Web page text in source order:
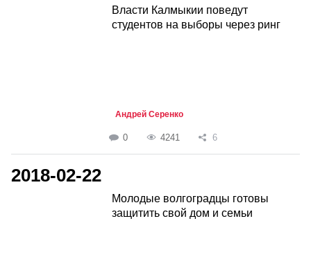
Власти Калмыкии поведут
студентов на выборы через ринг
Андрей Серенко
0 4241 6
2018-02-22
Молодые волгоградцы готовы
защитить свой дом и семьи